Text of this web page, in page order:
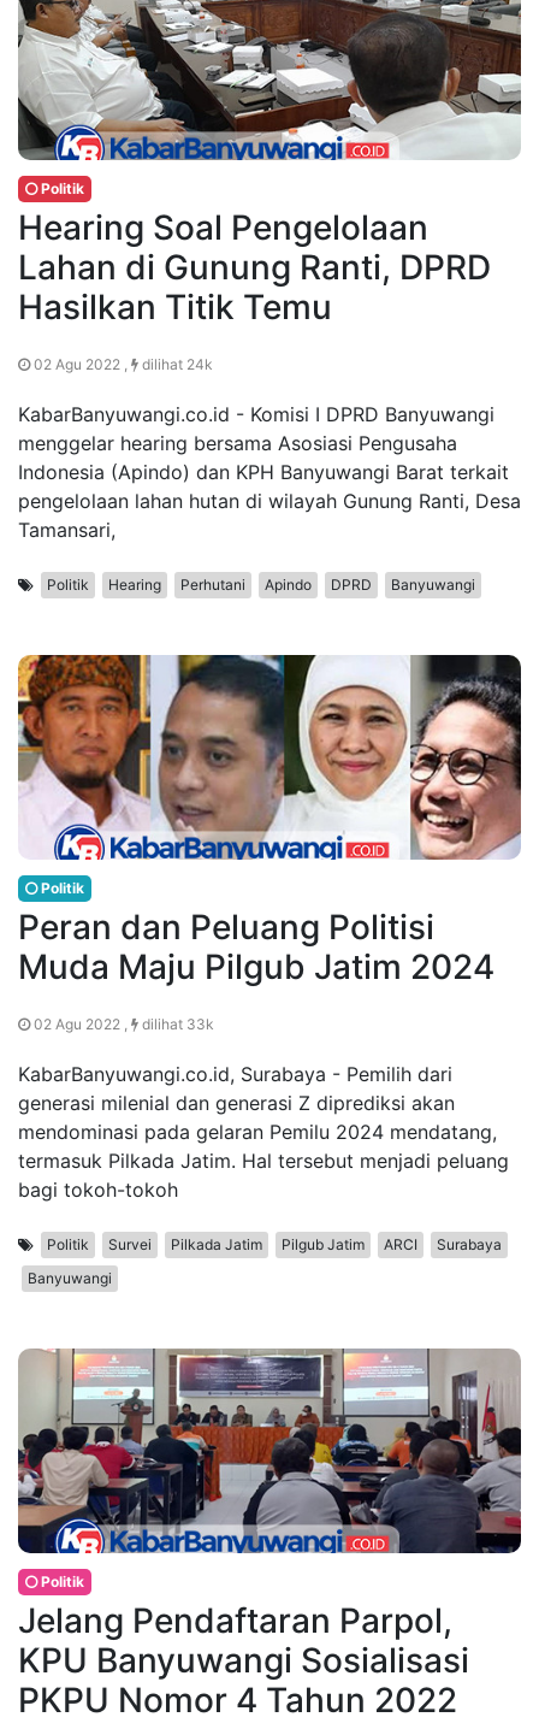
Politik
Hearing Soal Pengelolaan
Lahan di Gunung Ranti, DPRD
Hasilkan Titik Temu
02 Agu 2022 , dilihat 24k
KabarBanyuwangi.co.id - Komisi I DPRD Banyuwangi
menggelar hearing bersama Asosiasi Pengusaha
Indonesia (Apindo) dan KPH Banyuwangi Barat terkait
pengelolaan lahan hutan di wilayah Gunung Ranti, Desa
Tamansari,
Politik Hearing Perhutani Apindo DPRD Banyuwangi
Politik
Peran dan Peluang Politisi
Muda Maju Pilgub Jatim 2024
02 Agu 2022 , dilihat 33k
KabarBanyuwangi.co.id, Surabaya - Pemilih dari
generasi milenial dan generasi Z diprediksi akan
mendominasi pada gelaran Pemilu 2024 mendatang,
termasuk Pilkada Jatim. Hal tersebut menjadi peluang
bagi tokoh-tokoh
Politik Survei Pilkada Jatim Pilgub Jatim ARCI
Surabaya
Banyuwangi
Politik
Jelang Pendaftaran Parpol,
KPU Banyuwangi Sosialisasi
PKPU Nomor 4 Tahun 2022